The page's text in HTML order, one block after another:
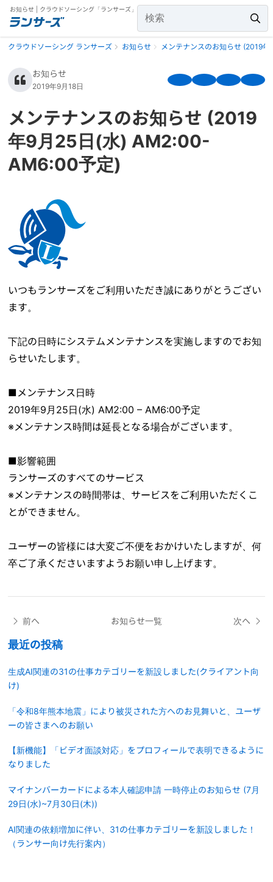
お知らせ | クラウドソーシング「ランサーズ」
クラウドソーシング ランサーズ お知らせ メンテナンスのお知らせ (2019
お知らせ
2019年9月18日
メンテナンスのお知らせ (2019
年9月25日(水) AM2:00-
AM6:00予定)
いつもランサーズをご利用いただき誠にありがとうござい
ます。
下記の日時にシステムメンテナンスを実施しますのでお知
らせいたします。
■メンテナンス日時
2019年9月25日(水) AM2:00 – AM6:00予定
※メンテナンス時間は延長となる場合がございます。
■影響範囲
ランサーズのすべてのサービス
※メンテナンスの時間帯は、サービスをご利用いただくこ
とができません。
ユーザーの皆様には大変ご不便をおかけいたしますが、何
卒ご了承くださいますようお願い申し上げます。
前へ お知らせ一覧 次へ
最近の投稿
生成AI関連の31の仕事カテゴリーを新設しました(クライアント向
け)
「令和8年熊本地震」により被災された方へのお見舞いと、ユーザ
ーの皆さまへのお願い
【新機能】「ビデオ面談対応」をプロフィールで表明できるように
なりました
マイナンバーカードによる本人確認申請 一時停止のお知らせ (7月
29日(水)~7月30日(木))
AI関連の依頼増加に伴い、31の仕事カテゴリーを新設しました！
（ランサー向け先行案内）